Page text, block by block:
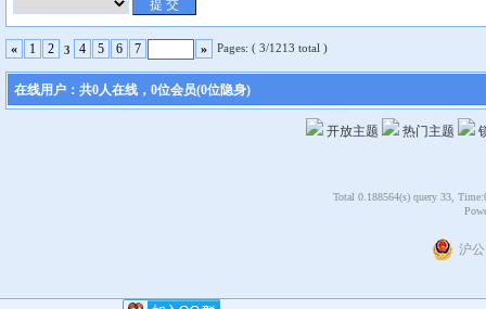
« 1 2 3 4 5 6 7 » Pages: ( 3/1213 total )
在线用户：共0人在线，0位会员(0位隐身)
开放主题 热门主题
Total 0.188564(s) query 33,
沪公